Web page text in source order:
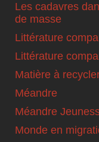
Les cadavres
de masse
Littérature
Littérature
Matière à
Méandre
Méandre
Monde en